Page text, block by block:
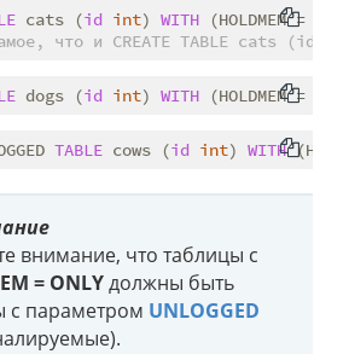
cats (id int) WITH (HOLDMEM =
что и CREATE TABLE cats (id
dogs (id int) WITH
TABLE cows (id int) WITH
внимание, что таблицы с
= ONLYдолжны быть
с параметром UNLOGGED